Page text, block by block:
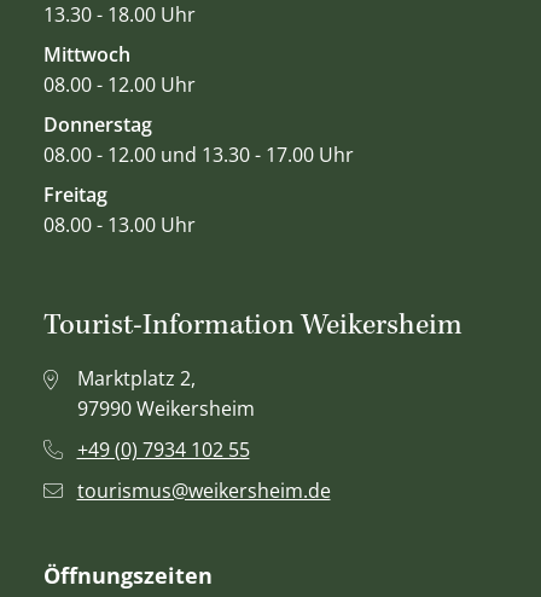
13.30 - 18.00 Uhr
Mittwoch
08.00 - 12.00 Uhr
Donnerstag
08.00 - 12.00 und 13.30 - 17.00 Uhr
Freitag
08.00 - 13.00 Uhr
Tourist-Information Weikersheim
Marktplatz 2,
97990 Weikersheim
+49 (0) 7934 102 55
tourismus@weikersheim.de
Öffnungszeiten